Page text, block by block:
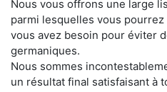
Nous vous offrons une large
parmi lesquelles vous
vous avez besoin pour éviter
germaniques.
Nous sommes
un résultat final satisfaisant à